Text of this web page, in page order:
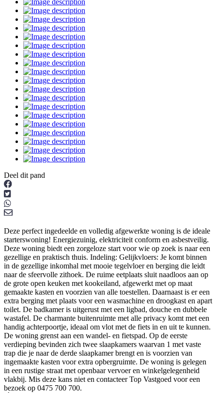
Deel dit pand
Deze perfect ingedeelde en volledig afgewerkte woning is de ideale
starterswoning! Energiezuinig, elektriciteit conform en asbestveilig.
Deze woning biedt een zorgeloze start voor wie op zoek is naar een
gezellige en praktisch thuis. Indeling: Gelijkvloers: Je komt binnen
in de gezellige inkomhal met mooie tegelvloer en berging die leidt
naar de sfeervolle zithoek. De ruime eetplaats sluit naadloos aan op
de grote open keuken met kookeiland, afgewerkt met op maat
gemaakte kasten en voorzien van alle toestellen. Daarnaast is er een
extra berging met plaats voor een wasmachine en droogkast en apart
toilet. De badkamer is uitgerust met een ligbad, douche en dubbele
wastafel. De charmante buitenruimte met alle privacy komt met een
handig achterpoortje, ideaal om vlot met de fiets in en uit te kunnen.
De woning grenst aan een wandel- en fietspad. Op de eerste
verdieping bevinden zich twee slaapkamers waarvan 1 met vaste
trap die je naar de derde slaapkamer brengt en is voorzien van
ingemaakte kasten voor extra opbergruimte. De woning is gelegen
in een rustige straat met openbaar vervoer en winkelgelegenheid
vlakbij. Mis deze kans niet en contacteer Top Vastgoed voor een
bezoek op 0475 700 700.